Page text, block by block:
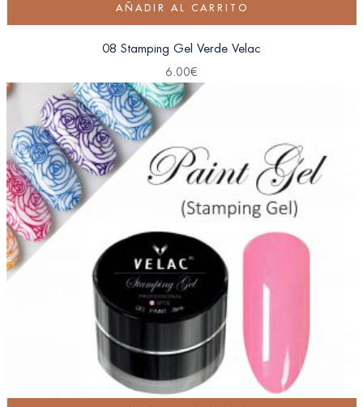
AÑADIR AL CARRITO
08 Stamping Gel Verde Velac
6.00€